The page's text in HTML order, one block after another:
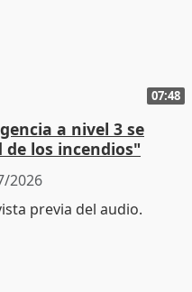
07:48
a nivel 3 se
los incendios"
2026